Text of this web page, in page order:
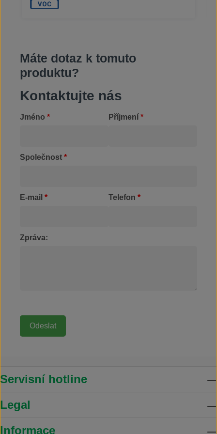
jako univerzální čistidlo
Máte dotaz k tomuto
produktu?
Kontaktujte nás
Jméno * Příjmení *
Společnost *
E-mail * Telefon *
Zpráva:
Servisní hotline
Legal
Informace